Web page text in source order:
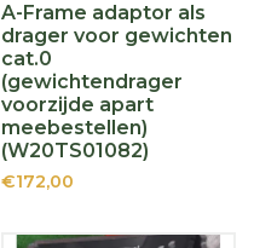
A-Frame adaptor als
drager voor gewichten
cat.0
(gewichtendrager
voorzijde apart
meebestellen)
(W20TS01082)
€172,00